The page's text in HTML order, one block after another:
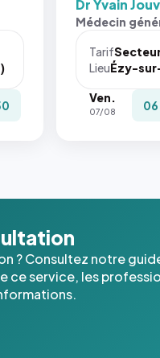
Dr Yvain
Médecin
Tarif
LieuÉzy-
Ven.
07/08
? Consultez notre
ce service, les